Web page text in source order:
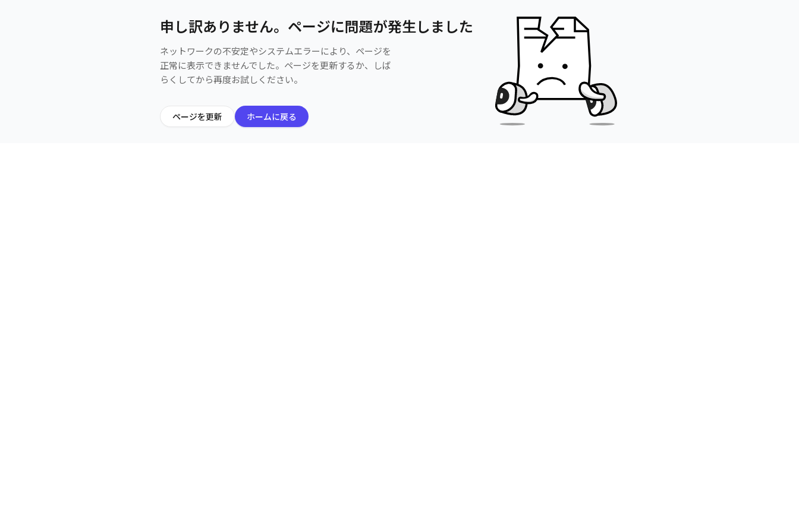
申し訳ありません。ページに問題が発生しました
ネットワークの不安定やシステムエラーにより、ページを
正常に表示できませんでした。ページを更新するか、しば
らくしてから再度お試しください。
ページを更新 ホームに戻る